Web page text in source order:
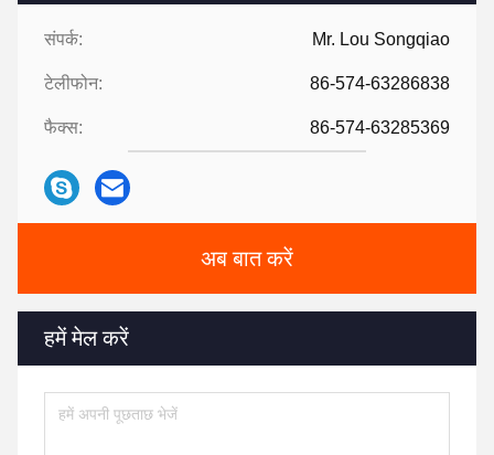
संपर्क: Mr. Lou Songqiao
टेलीफोन: 86-574-63286838
फैक्स: 86-574-63285369
अब बात करें
हमें मेल करें